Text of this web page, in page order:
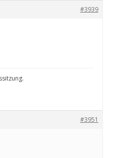
#3939
#3951